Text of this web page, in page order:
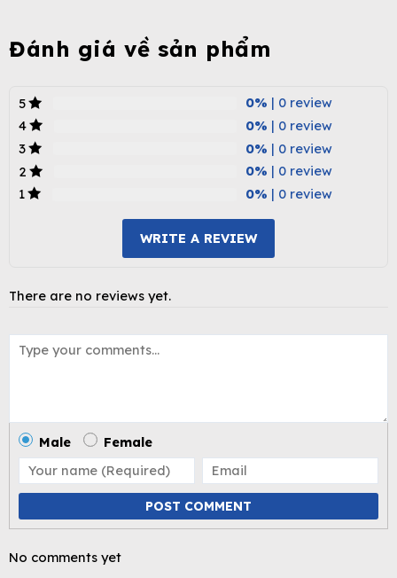
Đánh giá về sản phẩm
5 0% | 0 review
4
0% | 0 review
3
0% | 0 review
2
0% | 0 review
1
0% | 0 review
WRITE A REVIEW
There are no reviews yet.
Male Female
POST COMMENT
No comments yet